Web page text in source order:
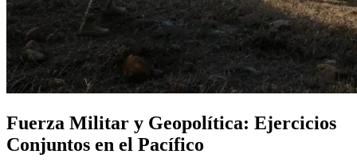
Fuerza Militar y Geopolítica: Ejercicios
Conjuntos en el Pacífico